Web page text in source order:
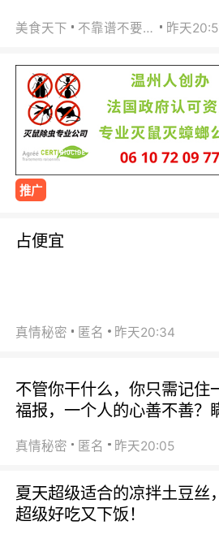
美食天下 不靠谱不要联系 昨天
推广
占便宜
真情秘密 匿名 昨天20:34
不管你干什么，你只需记住
福报，一个人的心善不善？
真情秘密 匿名 昨天20:05
夏天超级适合的凉拌土豆丝，
超级好吃又下饭！